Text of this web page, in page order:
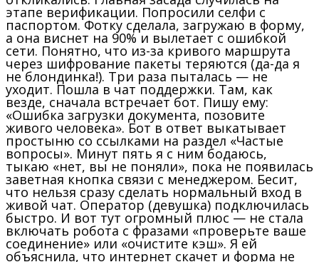
этапе верификации. Попросили селфи с
паспортом. Фотку сделала, загружаю в форму,
а она виснет на 90% и вылетает с ошибкой
сети. Понятно, что из-за кривого маршрута
через шифрование пакеты теряются (да-да я
не блондинка!). Три раза пыталась — не
уходит. Пошла в чат поддержки. Там, как
везде, сначала встречает бот. Пишу ему:
«Ошибка загрузки документа, позовите
живого человека». Бот в ответ выкатывает
простыню со ссылками на раздел «Частые
вопросы». Минут пять я с ним бодаюсь,
тыкаю «нет, вы не поняли», пока не появилась
заветная кнопка связи с менеджером. Бесит,
что нельзя сразу сделать нормальный вход в
живой чат. Оператор (девушка) подключилась
быстро. И вот тут огромный плюс — не стала
включать робота с фразами «проверьте ваше
соединение» или «очистите кэш». Я ей
объяснила, что интернет скачет и форма не